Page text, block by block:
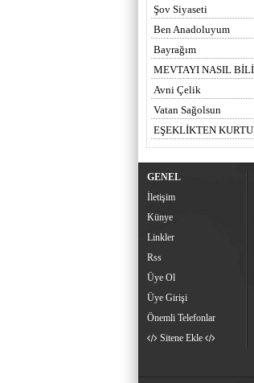
Şov Siyaseti
Ben Anadoluyum
Bayrağım
MEVTAYI NASIL
Avni Çelik
Vatan Sağolsun
EŞEKLİKTEN
GENEL
İletişim
Künye
Linkler
Rss
Üye Ol
Üye Girişi
Önemli Telefonlar
Sitene Ekle